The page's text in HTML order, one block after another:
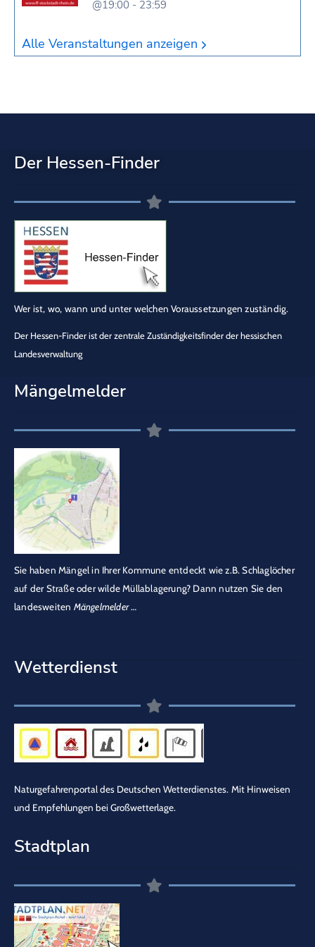
@19:00 - 23:59
Alle Veranstaltungen anzeigen
Der Hessen-Finder
Wer ist, wo, wann und unter welchen Voraussetzungen zuständig.
Der Hessen-Finder ist der zentrale Zuständigkeitsfinder der hessischen
Landesverwaltung
Mängelmelder
Sie haben Mängel in Ihrer Kommune entdeckt wie z.B. Schlaglöcher
auf der Straße oder wilde Müllablagerung? Dann nutzen Sie den
landesweiten Mängelmelder…
Wetterdienst
Naturgefahrenportal des Deutschen Wetterdienstes. Mit Hinweisen
und Empfehlungen bei Großwetterlage.
Stadtplan